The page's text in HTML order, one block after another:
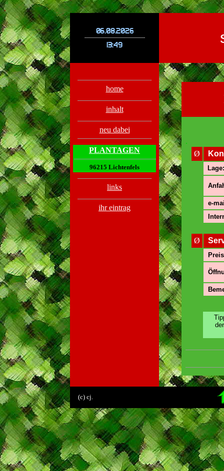
.
home
inhalt
neu dabei
PLANTAGEN
96215 Lichtenfels
links
ihr eintrag
.
Ø
Lage:
e-
Ø
.
(c) cj.